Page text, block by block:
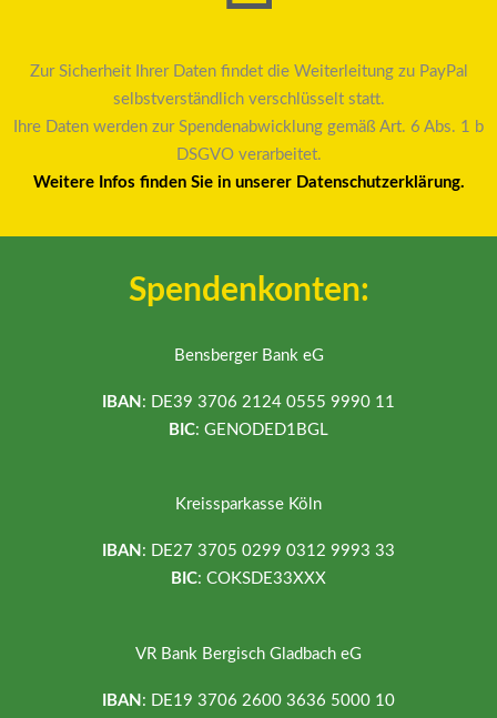
Zur Sicherheit Ihrer Daten findet die Weiterleitung zu PayPal
selbstverständlich verschlüsselt statt.
Ihre Daten werden zur Spendenabwicklung gemäß Art. 6 Abs. 1 b
DSGVO verarbeitet.
Weitere Infos finden Sie in unserer Datenschutzerklärung.
Spendenkonten:
Bensberger Bank eG
IBAN : DE39 3706 2124 0555 9990 11
BIC: GENODED1BGL
Kreissparkasse Köln
IBAN : DE27 3705 0299 0312 9993 33
BIC: COKSDE33XXX
VR Bank Bergisch Gladbach eG
IBAN : DE19 3706 2600 3636 5000 10